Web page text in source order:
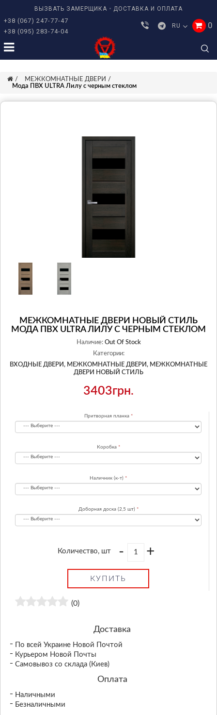
ВЫЗВАТЬ ЗАМЕРЩИКА ДОСТАВКА И ОПЛАТА
+38 (067) 247-77-47
+38 (095) 283-74-04
RU 0
МЕЖКОМНАТНЫЕ ДВЕРИ
Мода ПВХ ULTRA Лилу с черным стеклом
МЕЖКОМНАТНЫЕ ДВЕРИ НОВЫЙ СТИЛЬ
МОДА ПВХ ULTRA ЛИЛУ С ЧЕРНЫМ СТЕКЛОМ
Наличие: Out Of Stock
Категории:
ВХОДНЫЕ ДВЕРИ, МЕЖКОМНАТНЫЕ ДВЕРИ, МЕЖКОМНАТНЫЕ
ДВЕРИ НОВЫЙ СТИЛЬ
3403грн.
Притворная планка
Коробка
Наличник (к-т)
Доборная доска (2,5 шт)
Количество, шт - +
КУПИТЬ
(0)
Доставка
По всей Украине Новой Почтой
Курьером Новой Почты
Самовывоз со склада (Киев)
Оплата
Наличными
Безналичными